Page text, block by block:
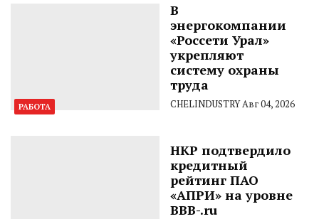
РАБОТА
В
энергокомпании
«Россети Урал»
укрепляют
систему охраны
труда
CHELINDUSTRYАвг 04, 2026
НКР подтвердило
кредитный
рейтинг ПАО
«АПРИ» на уровне
BBB-.ru